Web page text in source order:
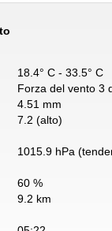
18.4° C - 33.5° C
Forza del vento 3
4.51 mm
7.2 (alto)
1015.9 hPa
60 %
9.2 km